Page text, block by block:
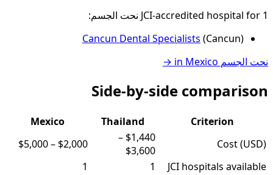
1
for نحت الجسم:
Cancun Dental Specialists (Cancun)
نحت الجسم Mexico
→
Side-by-side comparison
Criterion
Thailand
Mexico
Cost (USD)
$1,440
–
$3,600
$2,000
–
$5,000
JCI hospitals available
1
1